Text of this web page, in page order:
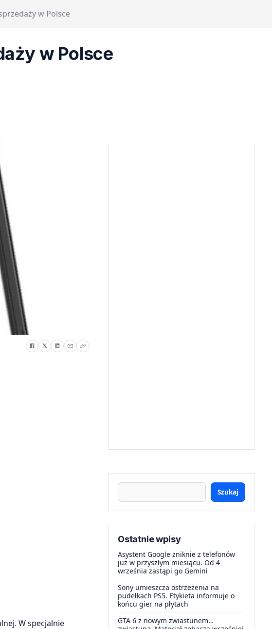
w Polsce
w Polsce
W specjalnie
Szukaj
Ostatnie wpisy
Asystent Google zniknie z telefonów
już w przyszłym miesiącu. Od 4
września zastąpi go Gemini
Sony umieszcza ostrzeżenia na
pudełkach PS5. Etykieta informuje o
końcu gier na płytach
GTA 6 z nowym zwiastunem…